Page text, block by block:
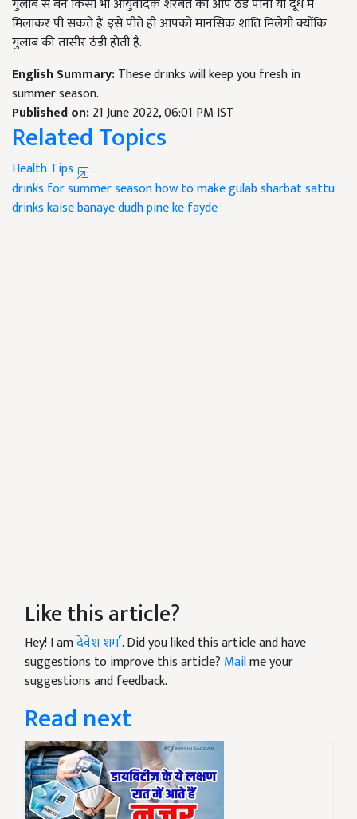
गुलाब से बने किसी भी आयुर्वेदिक शरबत को आप ठंडे पानी या दूध में
मिलाकर पी सकते हैं. इसे पीते ही आपको मानसिक शांति मिलेगी क्योंकि
गुलाब की तासीर ठंडी होती है.
English Summary:These drinks will keep you fresh in
summer season.
Published on:21 June 2022, 06:01 PM IST
Related Topics
Health Tips
drinks for summer seasonhow to make gulab sharbatsattu
drinks kaise banayedudh pine ke fayde
Like this article?
Hey! I amदेवेश शर्मा. Did you liked this article and have
suggestions to improve this article? Mailme your
suggestions and feedback.
Read next